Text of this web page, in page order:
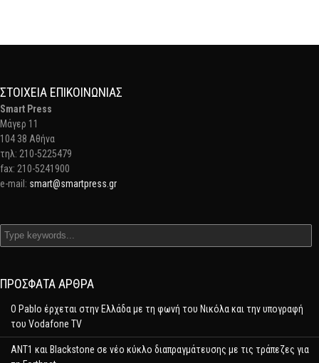
ΣΤΟΙΧΕΊΑ ΕΠΙΚΟΙΝΩΝΊΑΣ
Smart Press
Mάγερ 11
104 38 Αθήνα
τηλ: 210-5225479
fax: 210-5241900
e-mail: smart@smartpress.gr
ΠΡΌΣΦΑΤΑ ΆΡΘΡΑ
Ο Pablo έρχεται στην Ελλάδα με τη φωνή του Νικόλα και την υπογραφή
του Vodafone TV
ΑΝΤ1 και Blackstone σε νέο κύκλο διαπραγμάτευσης με τις τράπεζες για